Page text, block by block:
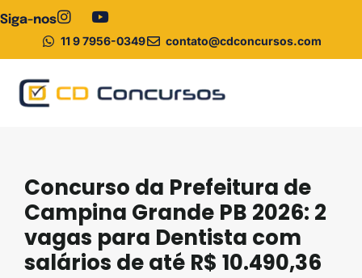
Siga-nos
11 9 7956-0349
contato@cdconcursos.com
Concurso da Prefeitura de
Campina Grande PB 2026: 2
vagas para Dentista com
salários de até R$ 10.490,36